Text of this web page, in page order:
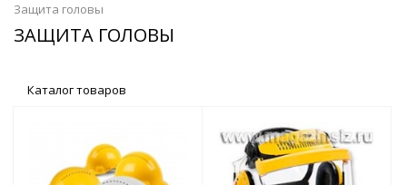
Защита головы
ЗАЩИТА ГОЛОВЫ
Каталог товаров